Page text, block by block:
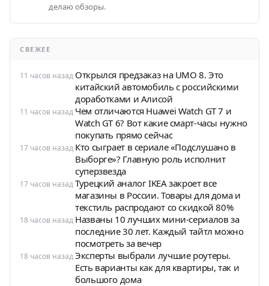
делаю обзоры.
СВЕЖЕЕ
11 часов назад Открылся предзаказ на UMO 8. Это
китайский автомобиль с российскими
доработками и Алисой
11 часов назад Чем отличаются Huawei Watch GT 7 и
Watch GT 6? Вот какие смарт-часы нужно
покупать прямо сейчас
17 часов назад Кто сыграет в сериале «Подслушано в
Выборге»? Главную роль исполнит
суперзвезда
17 часов назадТурецкий аналог IKEA закроет все
магазины в России. Товары для дома и
текстиль распродают со скидкой 80%
18 часов назад Названы 10 лучших мини-сериалов за
последние 30 лет. Каждый тайтл можно
посмотреть за вечер
18 часов назадЭксперты выбрали лучшие роутеры.
Есть варианты как для квартиры, так и
большого дома